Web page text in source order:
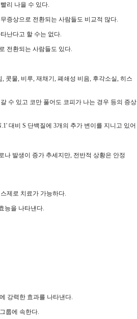
리 나을 수 있다.
증상으로 전환되는 사람들도 비교적 많다.
난다고 할 수는 없다.
전환되는 사람들도 있다.
콧물, 비루, 재채기, 폐쇄성 비음, 후각소실, 히스
수 있고 코만 풀어도 코피가 나는 경우 등의 증상
대비 S 단백질에 3개의 추가 변이를 지니고 있어
나 발생이 증가 추세지만, 전반적 상황은 안정
제로 치료가 가능하다.
능을 나타낸다.
강력한 효과를 나타낸다.
룹에 속한다.